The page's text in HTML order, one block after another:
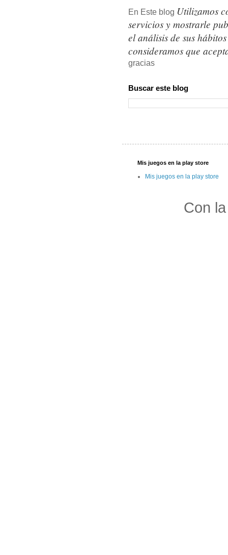
En Este blog Utilizamos
servicios y mostrarle
el análisis de sus
consideramos que
gracias
Buscar este blog
Mis juegos en la play store
Mis juegos en la play store
Con